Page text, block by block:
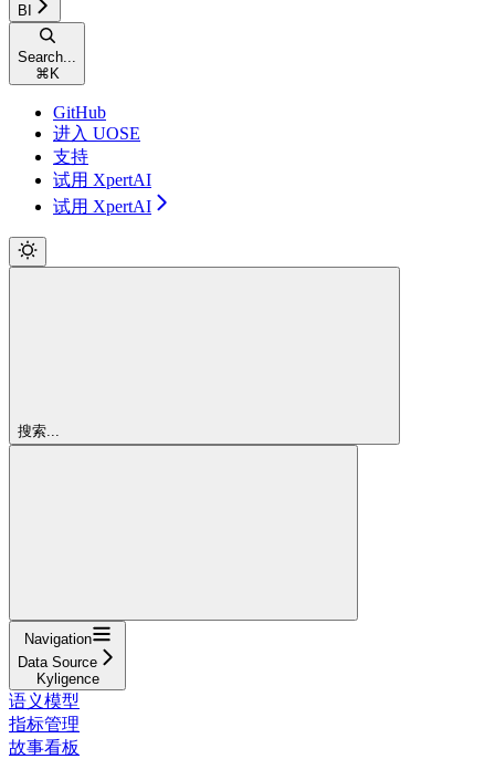
BI
Search...
⌘ K
GitHub
进入 UOSE
支持
试用 XpertAI
试用 XpertAI
搜索...
Navigation
Data Source
Kyligence
语义模型
指标管理
故事看板